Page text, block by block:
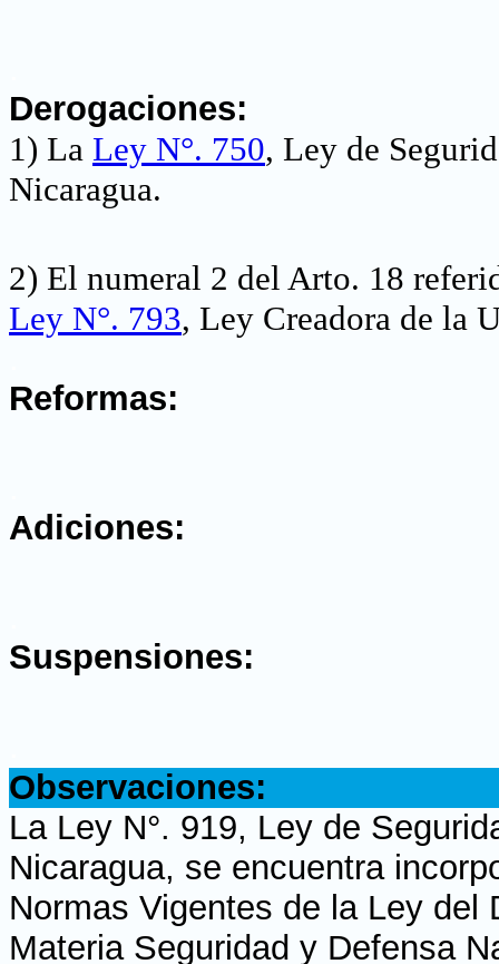
Derogaciones:
1) La Ley N°. 750, Ley de
Nicaragua.
2) El numeral 2 del Arto. 18
Ley N°. 793, Ley Creadora de la
Reformas:
Adiciones:
Suspensiones:
Observaciones:
La Ley N°. 919, Ley de
Nicaragua, se encuentra
Normas Vigentes de la Ley
Materia Seguridad y Defensa